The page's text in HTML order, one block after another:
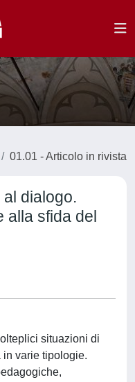
01.01 - Articolo in rivista
dialogo.
alla sfida del
situazioni di
varie tipologie.